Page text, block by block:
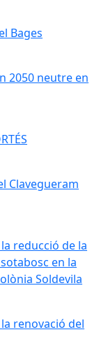
Bages
2050 neutre en
Clavegueram
reducció de la
en la
Soldevila
renovació del